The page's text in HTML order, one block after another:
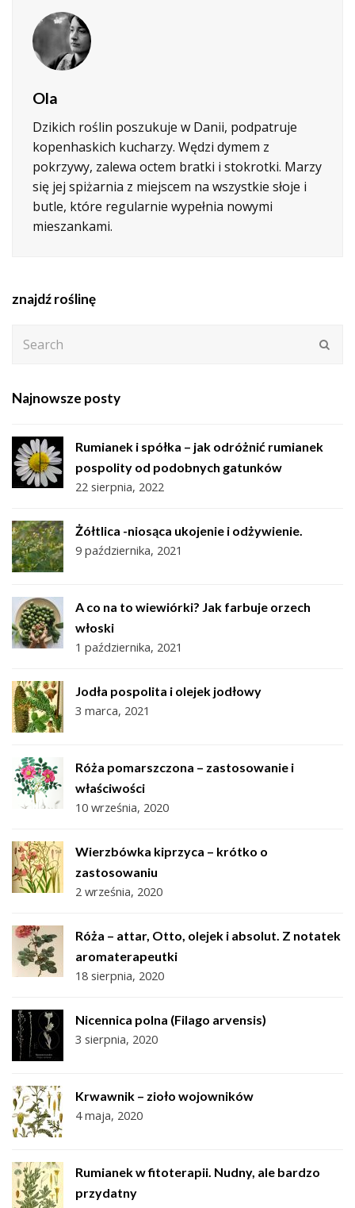
Ola
Dzikich roślin poszukuje w Danii, podpatruje
kopenhaskich kucharzy. Wędzi dymem z
pokrzywy, zalewa octem bratki i stokrotki. Marzy
się jej spiżarnia z miejscem na wszystkie słoje i
butle, które regularnie wypełnia nowymi
mieszankami.
znajdź roślinę
Najnowsze posty
Rumianek i spółka – jak odróżnić rumianek
pospolity od podobnych gatunków
22 sierpnia, 2022
Żółtlica -niosąca ukojenie i odżywienie.
9 października, 2021
A co na to wiewiórki? Jak farbuje orzech
włoski
1 października, 2021
Jodła pospolita i olejek jodłowy
3 marca, 2021
Róża pomarszczona – zastosowanie i
właściwości
10 września, 2020
Wierzbówka kiprzyca – krótko o
zastosowaniu
2 września, 2020
Róża – attar, Otto, olejek i absolut. Z notatek
aromaterapeutki
18 sierpnia, 2020
Nicennica polna (Filago arvensis)
3 sierpnia, 2020
Krwawnik – zioło wojowników
4 maja, 2020
Rumianek w fitoterapii. Nudny, ale bardzo
przydatny